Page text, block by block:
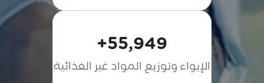
55,949+
الإيواء وتوزيع المواد غير الغذائية